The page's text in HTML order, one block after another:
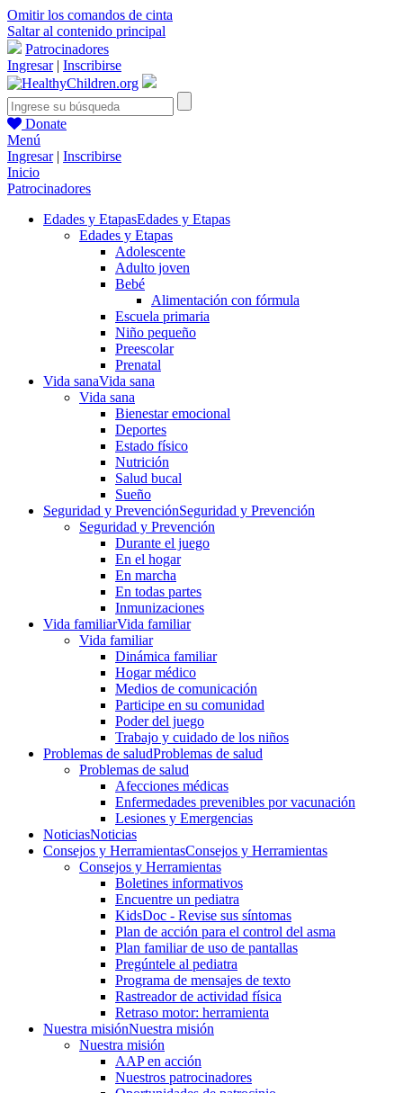
Omitir los comandos de cinta
Saltar al contenido principal
Patrocinadores
Ingresar| Inscribirse
Donate
Menú
Ingresar| Inscribirse
Inicio
Patrocinadores
Edades y EtapasEdades y Etapas
Edades y Etapas
Adolescente
Adulto joven
Bebé
Alimentación con fórmula
Escuela primaria
Niño pequeño
Preescolar
Prenatal
Vida sanaVida sana
Vida sana
Bienestar emocional
Deportes
Estado físico
Nutrición
Salud bucal
Sueño
Seguridad y PrevenciónSeguridad y Prevención
Seguridad y Prevención
Durante el juego
En el hogar
En marcha
En todas partes
Inmunizaciones
Vida familiarVida familiar
Vida familiar
Dinámica familiar
Hogar médico
Medios de comunicación
Participe en su comunidad
Poder del juego
Trabajo y cuidado de los niños
Problemas de saludProblemas de salud
Problemas de salud
Afecciones médicas
Enfermedades prevenibles por vacunación
Lesiones y Emergencias
NoticiasNoticias
Consejos y HerramientasConsejos y Herramientas
Consejos y Herramientas
Boletines informativos
Encuentre un pediatra
KidsDoc - Revise sus síntomas
Plan de acción para el control del asma
Plan familiar de uso de pantallas
Pregúntele al pediatra
Programa de mensajes de texto
Rastre​​ador de activida​d física
Retraso motor: herramienta
Nuestra misiónNuestra misión
Nuestra misión
AAP en acción
Nuestros patrocinadores